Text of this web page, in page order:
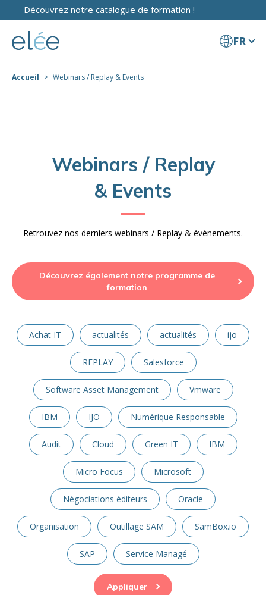
Découvrez notre catalogue de formation !
FR
Accueil Webinars / Replay & Events
Webinars / Replay
& Events
Retrouvez nos derniers webinars / Replay & événements.
Découvrez également notre programme de
formation
Achat IT actualités actualités ijo
REPLAY Salesforce
Software Asset Management Vmware
IBM IJO Numérique Responsable
Audit Cloud Green IT IBM
Micro Focus Microsoft
Négociations éditeurs Oracle
Organisation Outillage SAM SamBox.io
SAP Service Managé
Appliquer